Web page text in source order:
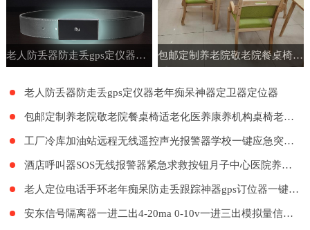
老人防丢器防走丢gps定仪器老年痴呆神器定卫器定位器 包邮定制养老院敬老院餐桌椅适老化医养康养机构桌椅老年公寓家具
老人防丢器防走丢gps定仪器老年痴呆神器定卫器定位器
包邮定制养老院敬老院餐桌椅适老化医养康养机构桌椅老年公寓家具
工厂冷库加油站远程无线遥控声光报警器学校一键应急突发紧急呼叫
酒店呼叫器SOS无线报警器紧急求救按钮月子中心医院养老院LORA远距离呼叫系统餐厅工厂餐饮呼叫器医护呼叫器
老人定位电话手环老年痴呆防走丢跟踪神器gps订位器一键报警手表
安东信号隔离器一进二出4-20ma 0-10v一进三出模拟量信号隔离器